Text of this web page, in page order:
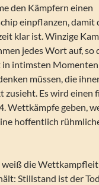
den Kämpfern einen
einpflanzen, damit
klar ist. Winzige
jedes Wort auf, so
in intimsten Momenten
müssen, die
zusieht. Es wird einen
Wettkämpfe geben,
hoffentlich
weiß die
Stillstand ist der